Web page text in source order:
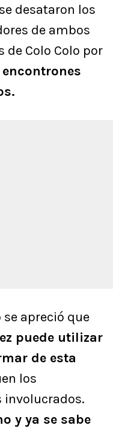
desataron los
de ambos
de Colo Colo por
apreció que
puede utilizar
de esta
los
involucrados.
y ya se sabe